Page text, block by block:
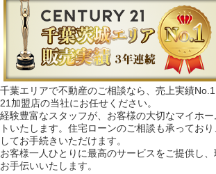
千葉エリアで不動産のご相談なら、売上実績
21加盟店の当社にお任せください。
経験豊富なスタッフが、お客様の大切なマイホ
トいたします。住宅ローンのご相談も承ってお
してお手続きいただけます。
お客様一人ひとりに最高のサービスをご提供し
お手伝いいたします。